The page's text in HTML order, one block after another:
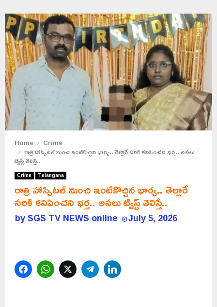
Home Crime
రాత్రి హాస్పిటల్‌ నుంచి ఇంటికొచ్చిన భార్య.. తెల్లారే సరికి కనిపించని భర్త.. అసలు
ట్విస్ట్ తెలిస్తే..
Crime Telangana
రాత్రి హాస్పిటల్‌ నుంచి ఇంటికొచ్చిన భార్య.. తెల్లారే
సరికి కనిపించని భర్త.. అసలు ట్విస్ట్ తెలిస్తే..
bySGS TV NEWS online July 5, 2026
FacebookWhatsAppTwitterTelegram